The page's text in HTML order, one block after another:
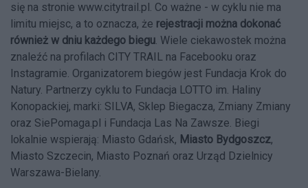
się na stronie www.citytrail.pl . Co ważne - w cyklu nie ma
limitu miejsc, a to oznacza, że rejestracji można dokonać
również w dniu każdego biegu. Wiele ciekawostek można
znaleźć na profilach CITY TRAIL na Facebooku oraz
Instagramie. Organizatorem biegów jest Fundacja Krok do
Natury. Partnerzy cyklu to Fundacja LOTTO im. Haliny
Konopackiej, marki: SILVA, Sklep Biegacza, Zmiany Zmiany
oraz SiePomaga.pl i Fundacja Las Na Zawsze. Biegi
lokalnie wspierają: Miasto Gdańsk, Miasto Bydgoszcz,
Miasto Szczecin, Miasto Poznań oraz Urząd Dzielnicy
Warszawa-Bielany.